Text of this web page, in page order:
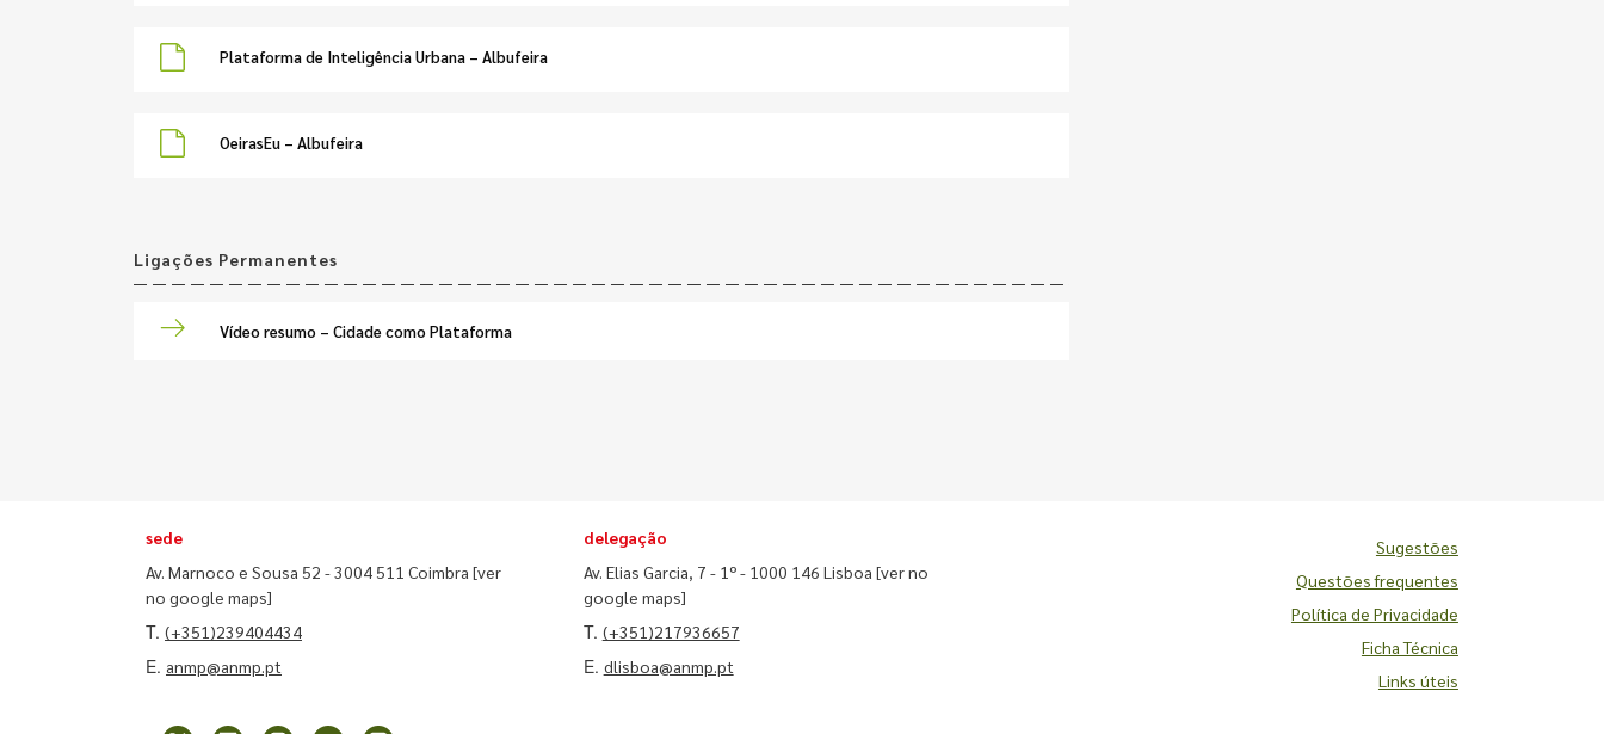
Plataforma de Inteligência Urbana – Albufeira
OeirasEu – Albufeira
Ligações Permanentes
Vídeo resumo – Cidade como Plataforma
sede
Av. Marnoco e Sousa 52 - 3004 511 Coimbra [ver
no google maps]
T. (+351)239404434
E. anmp@anmp.pt
delegação
Av. Elias Garcia, 7 - 1º - 1000 146 Lisboa [ver no
google maps]
T. (+351)217936657
E. dlisboa@anmp.pt
Sugestões
Questões frequentes
Política de Privacidade
Ficha Técnica
Links úteis